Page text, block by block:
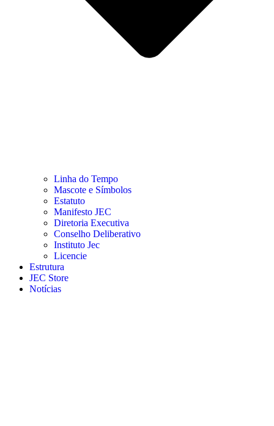
Linha do Tempo
Mascote e Símbolos
Estatuto
Manifesto JEC
Diretoria Executiva
Conselho Deliberativo
Instituto Jec
Licencie
Estrutura
JEC Store
Notícias